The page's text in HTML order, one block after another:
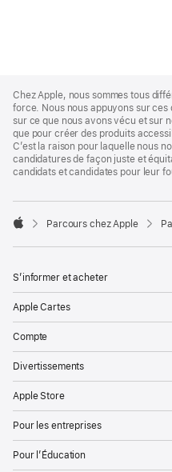
Footer
Chez Apple, nous sommes tous
force. Nous nous appuyons sur
sur ce que nous avons vécu et sur
que pour créer des produits
C’est la raison pour laquelle nous
candidatures de façon juste et
candidats et candidates pour leur

Parcours chez Apple
S’informer et acheter
Apple Cartes
Compte
Divertissements
Apple Store
Pour les entreprises
Pour l’Éducation